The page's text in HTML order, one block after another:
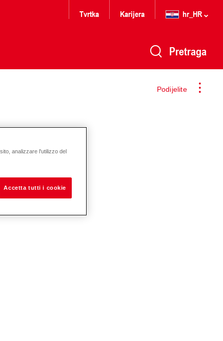
Tvrtka Karijera hr_HR
Pretraga
Podijelite
analizzare l'utilizzo del
Accetta tutti i cookie